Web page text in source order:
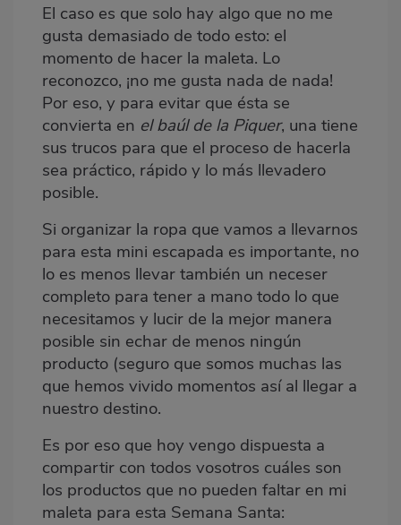
El caso es que solo hay algo que no me
gusta demasiado de todo esto: el
momento de hacer la maleta. Lo
reconozco, ¡no me gusta nada de nada!
Por eso, y para evitar que ésta se
convierta en el baúl de la Piquer, una tiene
sus trucos para que el proceso de hacerla
sea práctico, rápido y lo más llevadero
posible.
Si organizar la ropa que vamos a llevarnos
para esta mini escapada es importante, no
lo es menos llevar también un neceser
completo para tener a mano todo lo que
necesitamos y lucir de la mejor manera
posible sin echar de menos ningún
producto (seguro que somos muchas las
que hemos vivido momentos así al llegar a
nuestro destino.
Es por eso que hoy vengo dispuesta a
compartir con todos vosotros cuáles son
los productos que no pueden faltar en mi
maleta para esta Semana Santa: